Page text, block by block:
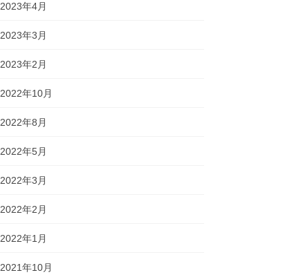
2023年4月
2023年3月
2023年2月
2022年10月
2022年8月
2022年5月
2022年3月
2022年2月
2022年1月
2021年10月